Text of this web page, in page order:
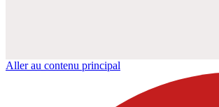
Aller au contenu principal